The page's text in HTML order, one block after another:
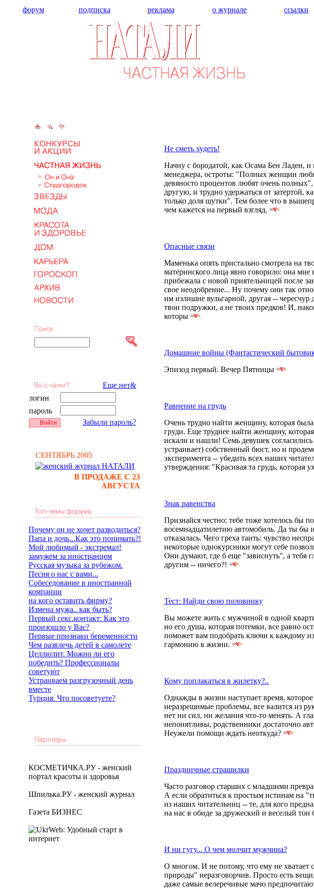
форум подписка реклама о журнале ссылки
Еще нет&
логин
пароль
Забыли пароль?
СЕНТЯБРЬ 2005
В ПРОДАЖЕ С 23
АВГУСТА
Почему он не хочет разводиться?
Папа и дочь...Как это понимать?!
Мой любимый - экстремал!
замужем за иностранцем
Русская музыка за рубежом.
Песня о нас с вами...
Собеседование в иностранной
компании
на кого оставить фирму?
Измена мужа.. как быть?
Первый секс.контакт: Как это
произошло у Вас?
Первые признаки беременности
Чем развлечь детей в самолете
Целлюлит. Можно ли его
победить? Профессионалы
советуют
Устраиваем разгрузочный день
вместе
Турция. Что посоветуете?
КОСМЕТИЧКА.РУ - женский
портал красоты и здоровья
Шпилька.РУ - женский журнал
Газета БИЗНЕС
Не сметь худеть!
Начну с бородатой, как Осама Бен Ладен, и
менеджера, остроты: "Полных женщин
девяносто процентов любят очень
другую, и трудно удержаться от затертой,
только доля шутки". Тем более что в
чем кажется на первый взгляд.
Опасные связи
Маменька опять пристально смотрела на
материнского лица явно говорило: она мне
прибежала с новой приятельницей после
свое неодобрение... Ну почему они так
им излишне вульгарной, другая -- чересчур
твои подружки, а не твоих предков! И,
которы
Домашние войны (Фантастический
Эпизод первый. Вечер Пятницы
Равнение на грудь
Очень трудно найти женщину, которая
груди. Еще труднее найти женщину,
искали и нашли! Семь девушек согласились
устраивает) собственный бюст, но и
эксперимента -- убедить всех наших
утверждения: "Красивая та грудь, которая
Знак равенства
Признайся честно: тебе тоже хотелось бы
восемнадцатилетию автомобиль. Да ты бы
отказалась. Чего греха таить: чувство
некоторые однокурсники могут себе
Они думают, где б еще "зависнуть", а тебя
другим -- ничего?!
Тест: Найди свою половинку
Вы можете жить с мужчиной в одной
но его душа, которая потемки, все равно
поможет вам подобрать ключи к каждому
гармонию в жизни.
Кому поплакаться в жилетку?..
Однажды в жизни наступает время,
неразрешимые проблемы, все валится из
нет ни сил, ни желания что-то менять. А
непонятливы, родственники достаточно
Неужели помощи ждать неоткуда?
Праздничные страшилки
Часто разговор старших с младшими
А если обратиться к простым истинам на
из наших читательниц -- те, для кого
на нас в обиде за дружеский и веселый тон
И ни гугу... О чем молчит мужчина?
О многом. И не потому, что ему не хватает
природы" неразговорчив. Просто есть
даже самые велеречивые мачо